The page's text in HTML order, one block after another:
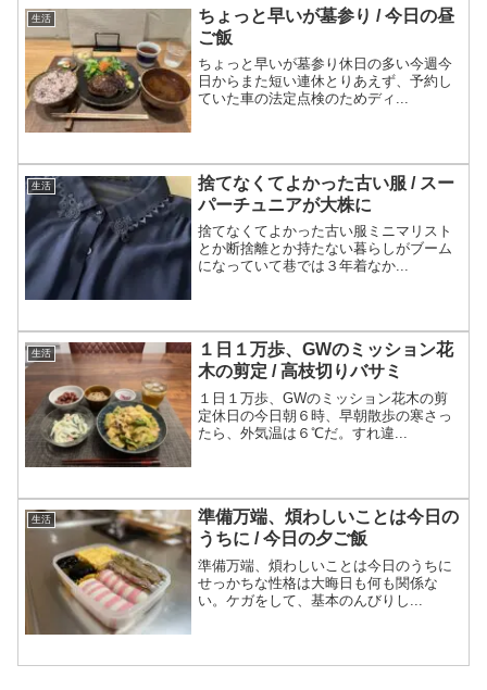
生活
ちょっと早いが墓参り / 今日の昼
ご飯
ちょっと早いが墓参り休日の多い今週今
日からまた短い連休とりあえず、予約し
ていた車の法定点検のためディ...
生活
捨てなくてよかった古い服 / スー
パーチュニアが大株に
捨てなくてよかった古い服ミニマリスト
とか断捨離とか持たない暮らしがブーム
になっていて巷では３年着なか...
生活
１日１万歩、GWのミッション花
木の剪定 / 高枝切りバサミ
１日１万歩、GWのミッション花木の剪
定休日の今日朝６時、早朝散歩の寒さっ
たら、外気温は６℃だ。すれ違...
生活
準備万端、煩わしいことは今日の
うちに / 今日の夕ご飯
準備万端、煩わしいことは今日のうちに
せっかちな性格は大晦日も何も関係な
い。ケガをして、基本のんびりし...